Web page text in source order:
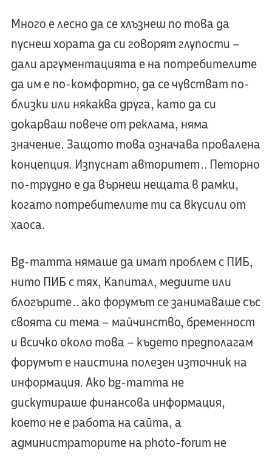
Много е лесно да се хлъзнеш по това да
пуснеш хората да си говорят глупости –
дали аргументацията е на потребителите
да им е по-комфортно, да се чувстват по-
близки или някаква друга, като да си
докарваш повече от реклама, няма
значение. Защото това означава провалена
концепция. Изпуснат авторитет… Петорно
по-трудно е да върнеш нещата в рамки,
когато потребителите ти са вкусили от
хаоса.
Bg-mamma нямаше да имат проблем с ПИБ,
нито ПИБ с тях, Капитал, медиите или
блогърите… ако форумът се занимаваше със
своята си тема – майчинство, бременност
и всичко около това – където предполагам
форумът е наистина полезен източник на
информация. Ако bg-mamma не
дискутираше финансова информация,
което не е работа на сайта, а
администраторите на photo-forum не